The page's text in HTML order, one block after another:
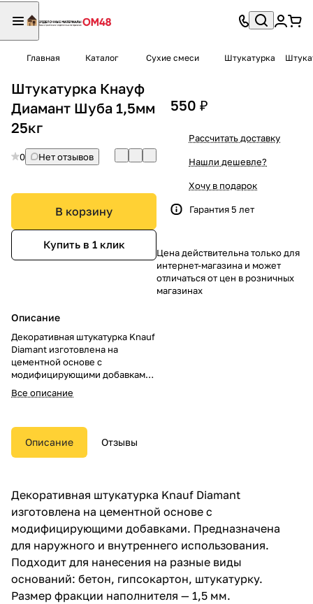
Главная Каталог Сухие смеси Штукатурка
Штукатурка Кнауф
Диамант Шуба 1,5мм
25кг
0 Нет отзывов
В корзину
Купить в 1 клик
Описание
Декоративная штукатурка Knauf
Diamant изготовлена на
цементной основе с
модифицирующими добавками.
Предназначена для наружного
и внутреннего использования.
разные виды оснований: бетон,
гипсокартон, штукатурку.
Размер фракции наполнителя —
Все описание
550 ₽
Рассчитать доставку
Нашли дешевле?
Хочу в подарок
Гарантия 5 лет
Цена действительна только для
интернет-магазина и может
отличаться от цен в розничных
магазинах
Описание Отзывы
Декоративная штукатурка Knauf Diamant
изготовлена на цементной основе с
модифицирующими добавками. Предназначена
для наружного и внутреннего использования.
Подходит для нанесения на разные виды
оснований: бетон, гипсокартон, штукатурку.
Размер фракции наполнителя — 1,5 мм.